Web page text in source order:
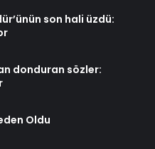
son hali üzdü:
donduran sözler:
Oldu